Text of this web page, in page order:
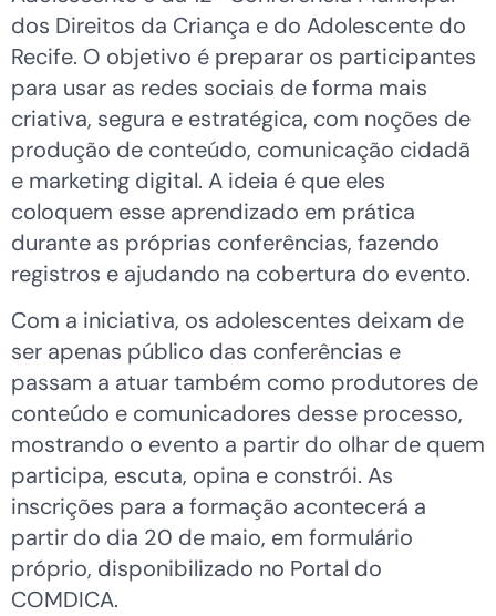
dos Direitos da Criança e do Adolescente do
Recife. O objetivo é preparar os participantes
para usar as redes sociais de forma mais
criativa, segura e estratégica, com noções de
produção de conteúdo, comunicação cidadã
e marketing digital. A ideia é que eles
coloquem esse aprendizado em prática
durante as próprias conferências, fazendo
registros e ajudando na cobertura do evento.
Com a iniciativa, os adolescentes deixam de
ser apenas público das conferências e
passam a atuar também como produtores de
conteúdo e comunicadores desse processo,
mostrando o evento a partir do olhar de quem
participa, escuta, opina e constrói. As
inscrições para a formação acontecerá a
partir do dia 20 de maio, em formulário
próprio, disponibilizado no Portal do
COMDICA.